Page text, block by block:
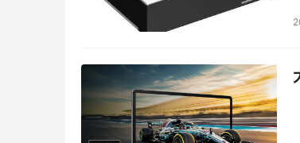
理模型提升5个百分点以上，推理效率
此摆脱了对经验的依赖，从传统的经
时高时低、让电网被动适应的波动性
一度电的“品质”，从此被重新定义。